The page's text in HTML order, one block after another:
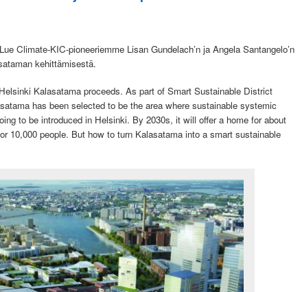
Climate-KIC-pioneeriemme Lisan Gundelach’n ja Angela Santangelo’n
kehittämisestä.
Kalasatama proceeds. As part of Smart Sustainable District
has been selected to be the area where sustainable systemic
to be introduced in Helsinki. By 2030s, it will offer a home for about
10,000 people. But how to turn Kalasatama into a smart sustainable